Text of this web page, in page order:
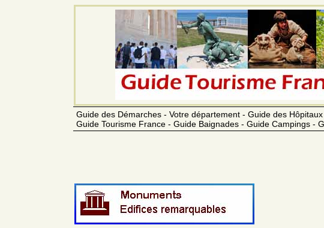
Guide des Démarches - Votre département - Guide des
Guide Tourisme France - Guide Baignades - Guide Campings -